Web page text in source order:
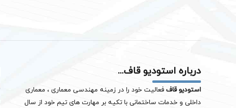
درباره استودیو قاف...
استودیو قاف فعالیت خود را در زمینه مهندسی معماری ، معماری
داخلی و خدمات ساختمانی با تکیه بر مهارت های تیم خود از سال